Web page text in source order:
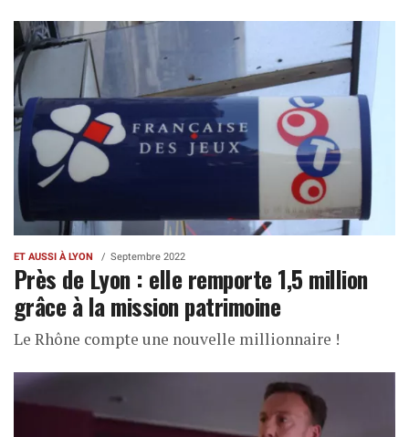
ET AUSSI À LYON Septembre 2022
Près de Lyon : elle remporte 1,5 million
grâce à la mission patrimoine
Le Rhône compte une nouvelle millionnaire !